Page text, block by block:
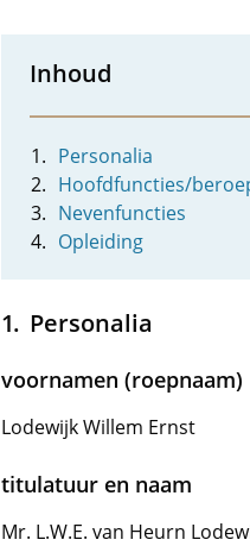
Inhoud
Personalia
Hoofdfuncties/
Nevenfuncties
Opleiding
Personalia
voornamen (roepnaam)
Lodewijk Willem Ernst
titulatuur en naam
Mr. L.W.E. van Heurn